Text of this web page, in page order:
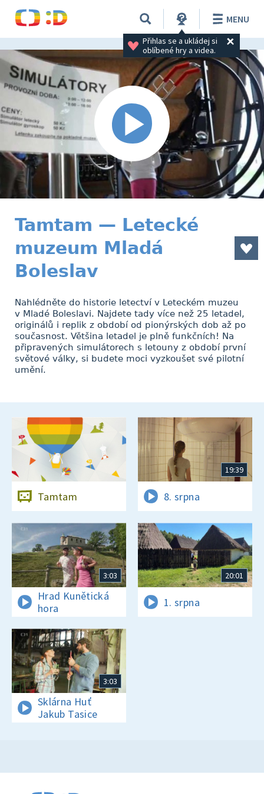
Přihlas se a ukládej si
oblíbené hry a videa.
MENU
Tamtam — Letecké
muzeum Mladá
Boleslav
Nahlédněte do historie letectví v Leteckém muzeu
v Mladé Boleslavi. Najdete tady více než 25 letadel,
originálů i replik z období od pionýrských dob až po
současnost. Většina letadel je plně funkčních! Na
připravených simulátorech s letouny z období první
světové války, si budete moci vyzkoušet své pilotní
umění.
Tamtam
19:39
8. srpna
3:03
Hrad Kunětická
hora
20:01
1. srpna
3:03
Sklárna Huť
Jakub Tasice